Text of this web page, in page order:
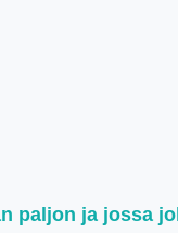
paljon ja jossa